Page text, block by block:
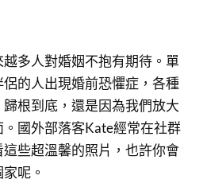
多人對婚姻不抱有期待。單
的人出現婚前恐懼症，各種
根到底，還是因為我們放大
國外部落客Kate經常在社群
些超溫馨的照片，也許你會
呢。